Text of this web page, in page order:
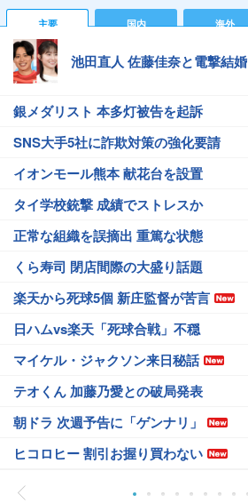
主要 国内 海外
池田直人 佐藤佳奈と電撃結婚
銀メダリスト 本多灯被告を起訴
SNS大手5社に詐欺対策の強化要請
イオンモール熊本 献花台を設置
タイ学校銃撃 成績でストレスか
正常な組織を誤摘出 重篤な状態
くら寿司 閉店間際の大盛り話題
楽天から死球5個 新庄監督が苦言
日ハムvs楽天「死球合戦」不穏
マイケル・ジャクソン来日秘話
テオくん 加藤乃愛との破局発表
朝ドラ 次週予告に「ゲンナリ」
ヒコロヒー 割引お握り買わない